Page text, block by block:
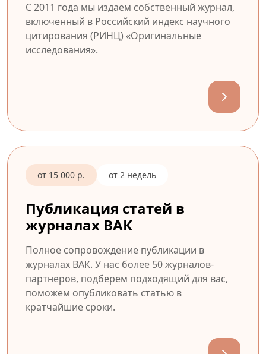
С 2011 года мы издаем собственный журнал,
включенный в Российский индекс научного
цитирования (РИНЦ) «Оригинальные
исследования».
от 15 000 р. от 2 недель
Публикация статей в
журналах ВАК
Полное сопровождение публикации в
журналах ВАК. У нас более 50 журналов-
партнеров, подберем подходящий для вас,
поможем опубликовать статью в
кратчайшие сроки.